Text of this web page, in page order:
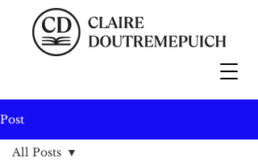
Post
All Posts